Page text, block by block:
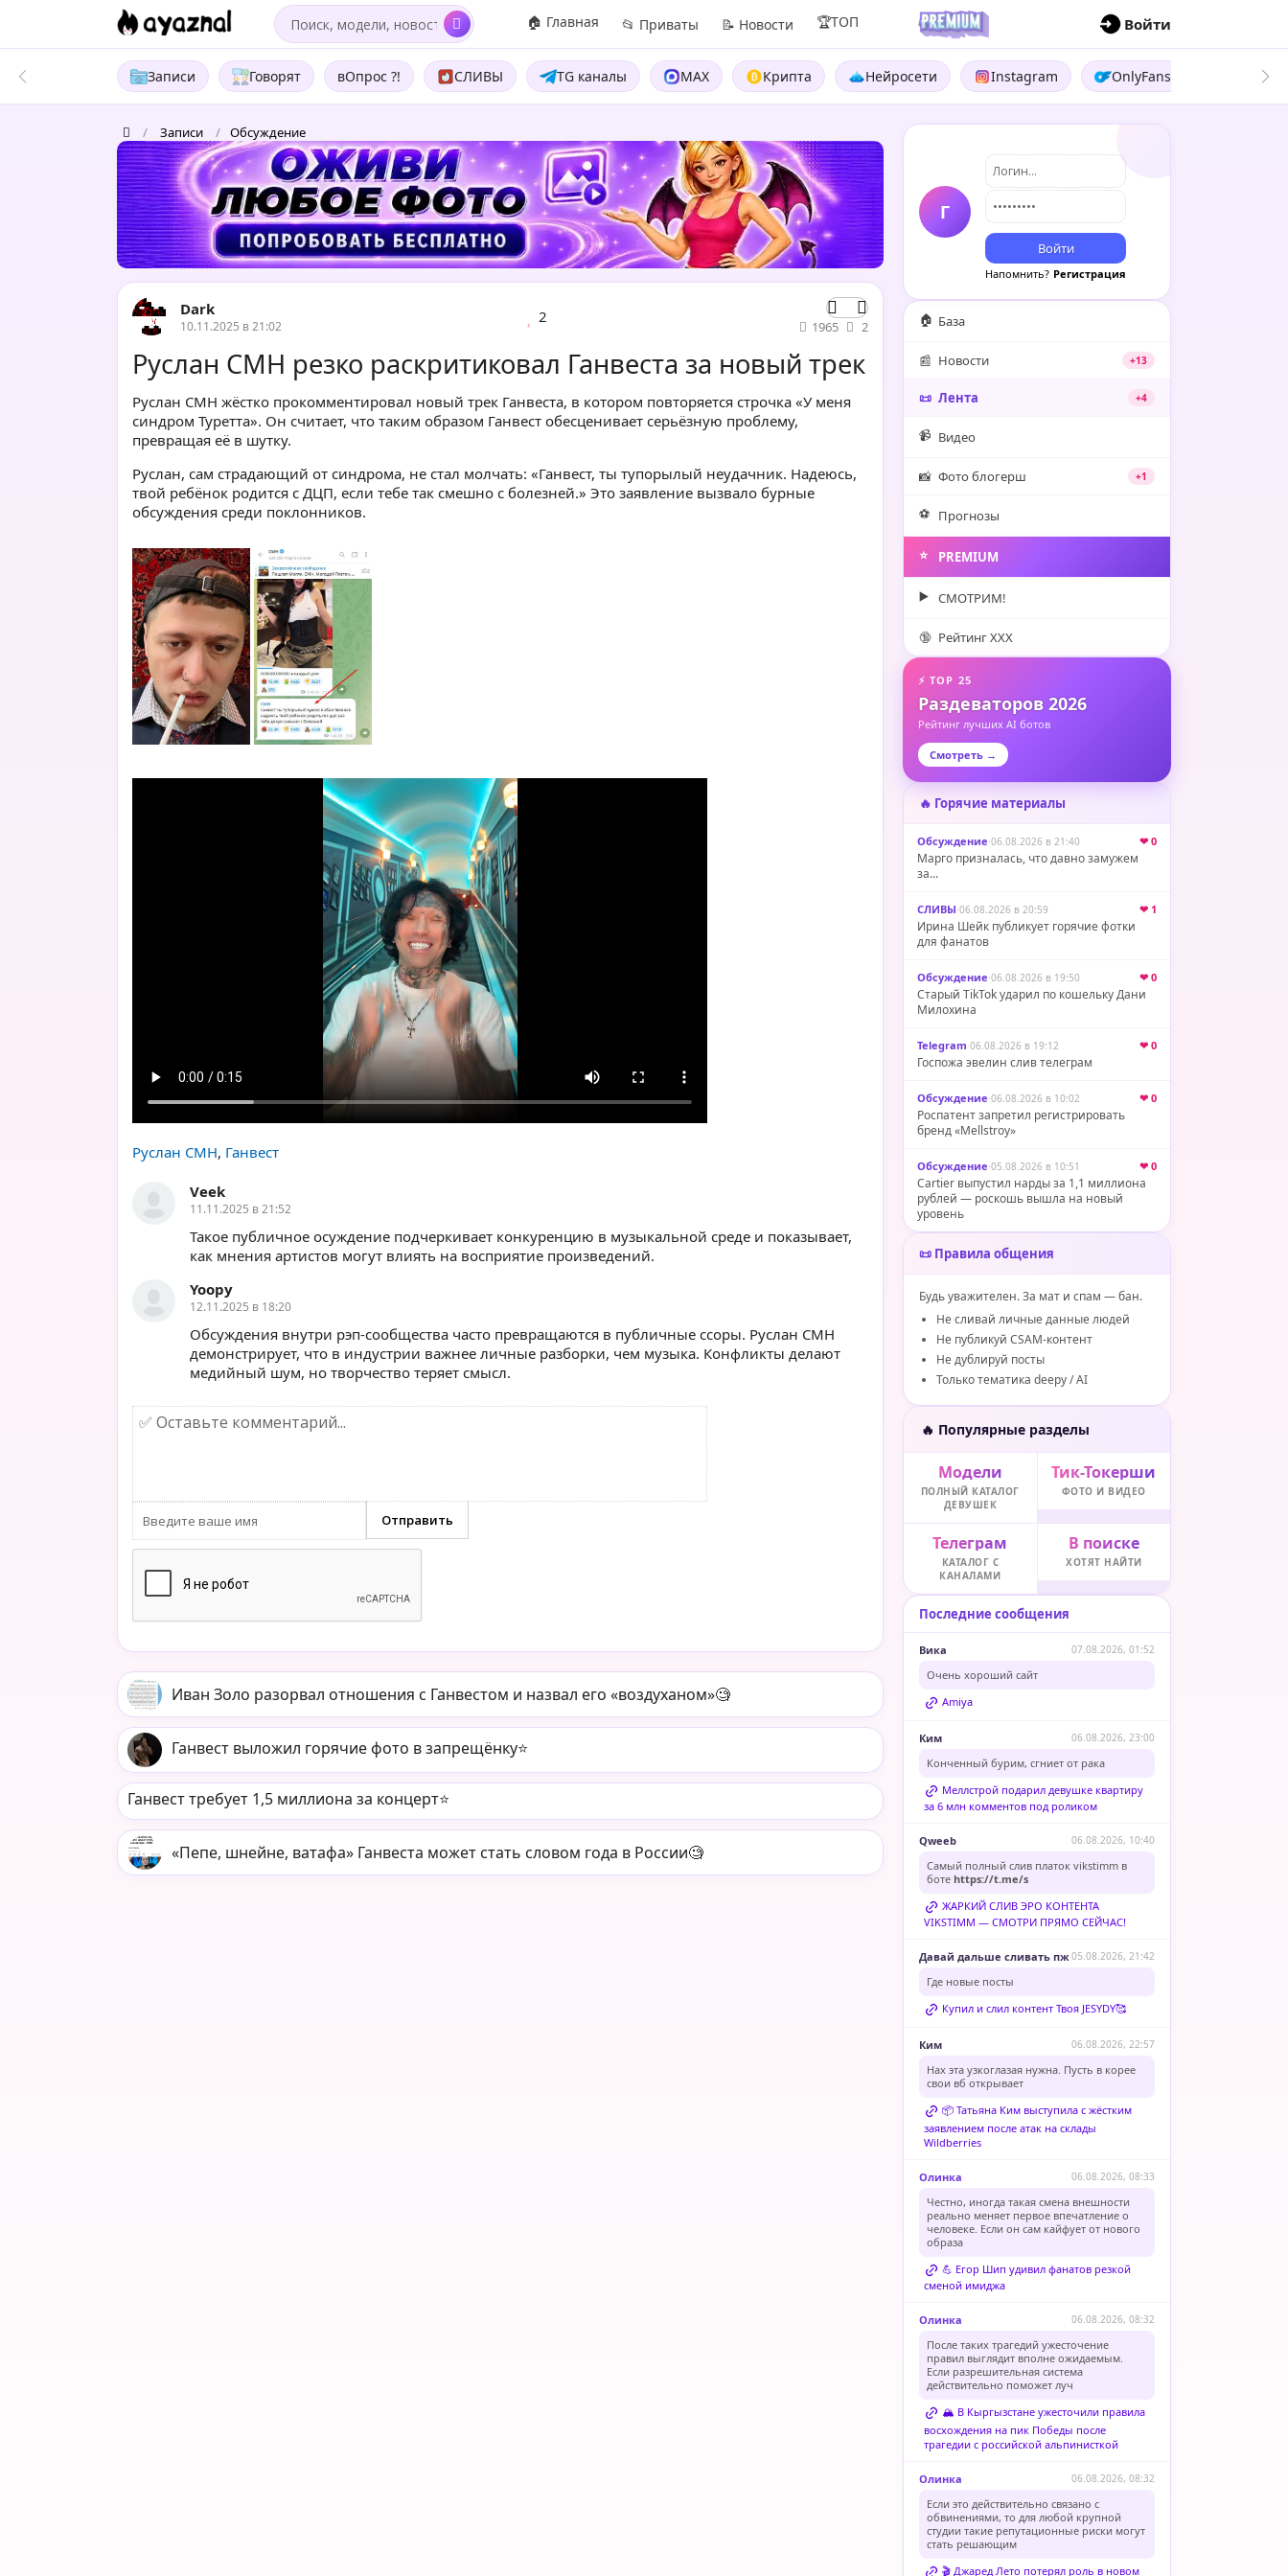
🏠 Главная 📂 Приваты 📝 Новости 🏆ТОП Войти
Записи Говорят вОпрос ?! СЛИВЫ TG каналы MAX Крипта Нейросети Instagram OnlyFans Boosty
/ Записи / Обсуждение
Dark
10.11.2025 в 21:02 2
1965 2
Руслан CMH резко раскритиковал Ганвеста за новый трек
Руслан CMH жёстко прокомментировал новый трек Ганвеста, в котором повторяется строчка «У меня
синдром Туретта». Он считает, что таким образом Ганвест обесценивает серьёзную проблему,
превращая её в шутку.
Руслан, сам страдающий от синдрома, не стал молчать: «Ганвест, ты тупорылый неудачник. Надеюсь,
твой ребёнок родится с ДЦП, если тебе так смешно с болезней.» Это заявление вызвало бурные
обсуждения среди поклонников.
Руслан CMH, Ганвест
Veek
11.11.2025 в 21:52
Такое публичное осуждение подчеркивает конкуренцию в музыкальной среде и показывает,
как мнения артистов могут влиять на восприятие произведений.
Yoopy
12.11.2025 в 18:20
Обсуждения внутри рэп-сообщества часто превращаются в публичные ссоры. Руслан CMH
демонстрирует, что в индустрии важнее личные разборки, чем музыка. Конфликты делают
медийный шум, но творчество теряет смысл.
Иван Золо разорвал отношения с Ганвестом и назвал его «воздуханом»🧐
Ганвест выложил горячие фото в запрещёнку⭐️
Ганвест требует 1,5 миллиона за концерт⭐️
«Пепе, шнейне, ватафа» Ганвеста может стать словом года в России🧐
Г
Войти
Напомнить? Регистрация
🏠 База
📰 Новости +13
📜 Лента +4
📹 Видео
📸 Фото блогерш +1
⚽️ Прогнозы
⭐️ PREMIUM
▶️ СМОТРИМ!
🔞 Рейтинг XXX
⚡ TOP 25
Раздеваторов 2026
Рейтинг лучших AI ботов
Смотреть →
🔥 Горячие материалы
Обсуждение·06.08.2026 в 21:40 ❤ 0
Марго призналась, что давно замужем
за...
СЛИВЫ·06.08.2026 в 20:59 ❤ 1
Ирина Шейк публикует горячие фотки
для фанатов
Обсуждение·06.08.2026 в 19:50 ❤ 0
Старый TikTok ударил по кошельку Дани
Милохина
Telegram·06.08.2026 в 19:12 ❤ 0
Госпожа эвелин слив телеграм
Обсуждение·06.08.2026 в 10:02 ❤ 0
Роспатент запретил регистрировать
бренд «Mellstroy»
Обсуждение·05.08.2026 в 10:51 ❤ 0
Cartier выпустил нарды за 1,1 миллиона
рублей — роскошь вышла на новый
уровень
📜 Правила общения
Будь уважителен. За мат и спам — бан.
Не сливай личные данные людей
Не публикуй CSAM-контент
Не дублируй посты
Только тематика deepy / AI
🔥 Популярные разделы
Модели
ПОЛНЫЙ КАТАЛОГ
ДЕВУШЕК
Тик-Токерши
ФОТО И ВИДЕО
Телеграм
КАТАЛОГ С
КАНАЛАМИ
В поиске
ХОТЯТ НАЙТИ
Последние сообщения
Вика 07.08.2026, 01:52
Очень хороший сайт
Amiya
Ким 06.08.2026, 23:00
Конченный бурим, сгниет от рака
Меллстрой подарил девушке квартиру
за 6 млн комментов под роликом
Qweeb 06.08.2026, 10:40
Самый полный слив платок vikstimm в
боте https://t.me/s
ЖАРКИЙ СЛИВ ЭРО КОНТЕНТА
VIKSTIMM — СМОТРИ ПРЯМО СЕЙЧАС!
Давай дальше сливать пж05.08.2026, 21:42
Где новые посты
Купил и слил контент Твоя JESYDY🥰
Ким 06.08.2026, 22:57
Нах эта узкоглазая нужна. Пусть в корее
свои вб открывает
📦 Татьяна Ким выступила с жёстким
заявлением после атак на склады
Wildberries
Олинка 06.08.2026, 08:33
Честно, иногда такая смена внешности
реально меняет первое впечатление о
человеке. Если он сам кайфует от нового
образа
💪 Егор Шип удивил фанатов резкой
сменой имиджа
Олинка 06.08.2026, 08:32
После таких трагедий ужесточение
правил выглядит вполне ожидаемым.
Если разрешительная система
действительно поможет луч
🏔️ В Кыргызстане ужесточили правила
восхождения на пик Победы после
трагедии с российской альпинисткой
Олинка 06.08.2026, 08:32
Если это действительно связано с
обвинениями, то для любой крупной
студии такие репутационные риски могут
стать решающим
🎬 Джаред Лето потерял роль в новом